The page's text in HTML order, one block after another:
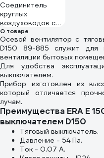
Соединитель
круглых
воздуховодов с
обратным
клапаном D150 мм
ВИЕНТО В15СКПК
О товаре
Осевой вентилятор с
D150 89-885 служит для
вентиляции бытовых
Для удобства
выключателем.
Прибор изготовлен из
который отличается
лучам.
Преимущества ERA E
выключателем D150
Тяговый выключатель.
Давление - 54 Па.
Ток - 0.07 А.